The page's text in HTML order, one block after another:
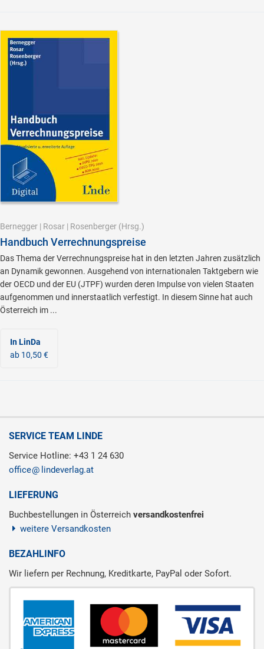
Bernegger | Rosar | Rosenberger (Hrsg.)
Handbuch Verrechnungspreise
Das Thema der Verrechnungspreise hat in den letzten Jahren zusätzlich
an Dynamik gewonnen. Ausgehend von internationalen Taktgebern wie
der OECD und der EU (JTPF) wurden deren Impulse von vielen Staaten
aufgenommen und innerstaatlich verfestigt. In diesem Sinne hat auch
Österreich im ...
In LinDa
ab 10,50 €
SERVICE TEAM LINDE
Service Hotline: +43 1 24 630
office
lindeverlag.at
LIEFERUNG
Buchbestellungen in Österreich versandkostenfrei
weitere Versandkosten
BEZAHLINFO
Wir liefern per Rechnung, Kreditkarte, PayPal oder Sofort.